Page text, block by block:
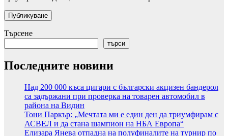
Търсене
търси
Последните новини
Над 200 000 къса цигари с български акцизен бандерол
са задържани при проверка на товарен автомобил в
района на Видин
Тони Паркър: „Мечтата ми е един ден да триумфирам с
АСВЕЛ и да стана шампион на НБА Европа“
Елизара Янева отпадна на полуфиналите на турнир по